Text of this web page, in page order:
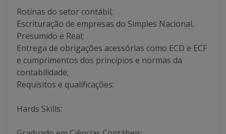
Rotinas do setor contábil;
Escrituração de empresas do Simples Nacional,
Presumido e Real;
Entrega de obrigações acessórias como ECD e ECF
e cumprimentos dos princípios e normas da
contabilidade;
Requisitos e qualificações:
Hards Skills: